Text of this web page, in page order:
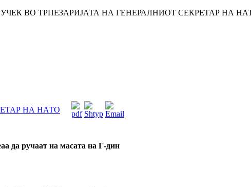
ВО ТРПЕЗАРИЈАТА НА ГЕНЕРАЛНИОТ СЕКРЕТАР НА
НА НАТО
да ручаат на масата на Г-дин